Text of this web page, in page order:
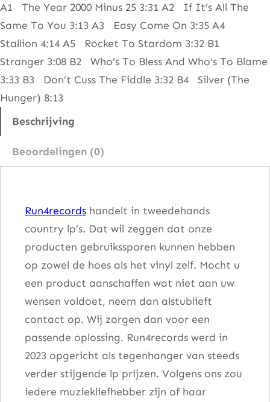
f
e
r
s
o
n
W
A1 The Year 2000 Minus 25 3:31 A2 If It’s All The
Same To You 3:13 A3 Easy Come On 3:35 A4
Stallion 4:14 A5 Rocket To Stardom 3:32 B1
Stranger 3:08 B2 Who’s To Bless And Who’s To Blame
3:33 B3 Don’t Cuss The Fiddle 3:32 B4 Silver (The
Hunger) 8:13
Beschrijving
Beoordelingen (0)
Run4records handelt in tweedehands
country lp’s. Dat wil zeggen dat onze
producten gebruikssporen kunnen hebben
op zowel de hoes als het vinyl zelf. Mocht u
een product aanschaffen wat niet aan uw
wensen voldoet, neem dan alstublieft
contact op. Wij zorgen dan voor een
passende oplossing. Run4records werd in
2023 opgericht als tegenhanger van steeds
verder stijgende lp prijzen. Volgens ons zou
iedere muziekliefhebber zijn of haar